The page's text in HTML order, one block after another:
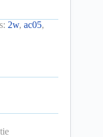
2w, ac05,